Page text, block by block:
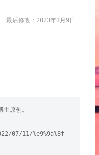
最后修改：2023年3月9日
原创。
07/11/%e9%9a%8f